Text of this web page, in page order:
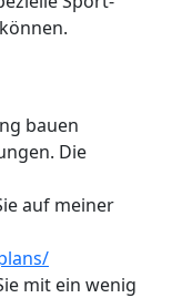
bauen
Die
auf meiner
mit ein wenig